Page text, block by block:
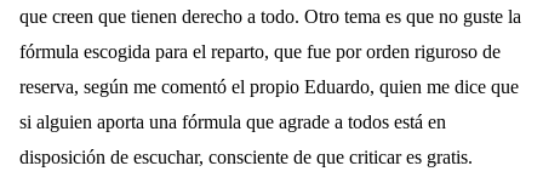
que creen que tienen derecho a todo. Otro tema es que no guste la
fórmula escogida para el reparto, que fue por orden riguroso de
reserva, según me comentó el propio Eduardo, quien me dice que
si alguien aporta una fórmula que agrade a todos está en
disposición de escuchar, consciente de que criticar es gratis.